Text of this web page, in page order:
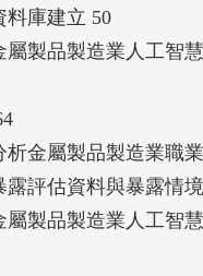
料庫建立 50
屬製品製造業人工智
析金屬製品製造業職
露評估資料與暴露情
屬製品製造業人工智